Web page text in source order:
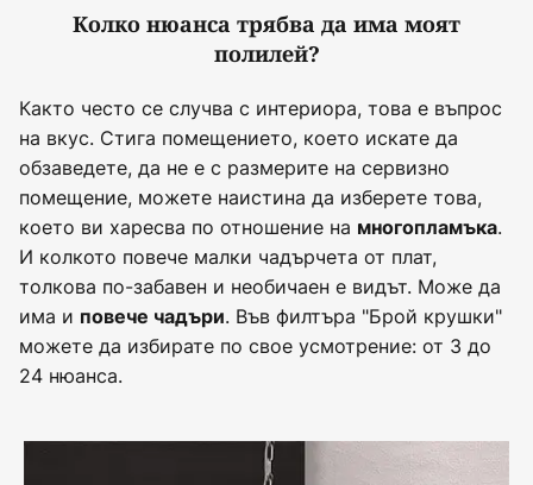
Колко нюанса трябва да има моят
полилей?
Както често се случва с интериора, това е въпрос
на вкус. Стига помещението, което искате да
обзаведете, да не е с размерите на сервизно
помещение, можете наистина да изберете това,
което ви харесва по отношение на многопламъка.
И колкото повече малки чадърчета от плат,
толкова по-забавен и необичаен е видът. Може да
има и повече чадъри. Във филтъра "Брой крушки"
можете да избирате по свое усмотрение: от 3 до
24 нюанса.